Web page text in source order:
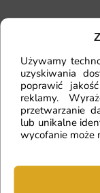
Używamy
uzyskiwania
poprawić
reklamy.
przetwarzanie
lub unikalne
wycofanie może
Jak
przygotować
Fototapeta
a inny na